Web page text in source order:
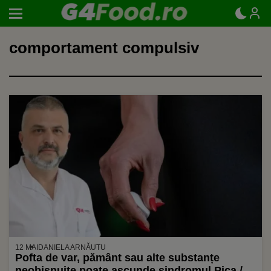
comportament compulsiv
12 MAI DANIELA ARNĂUTU
Pofta de var, pământ sau alte substanțe